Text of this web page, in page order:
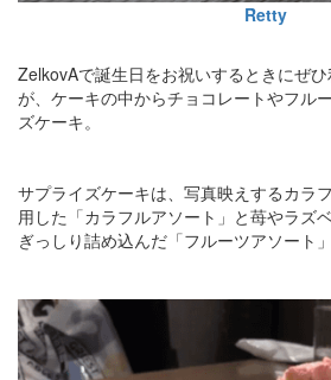
Retty
ZelkovAで誕生日をお祝いするときにぜ
が、ケーキの中からチョコレートやフル
ズケーキ。
サプライズケーキは、写真映えするカラ
用した「カラフルアソート」と苺やラズ
ぎっしり詰め込んだ「フルーツアソート